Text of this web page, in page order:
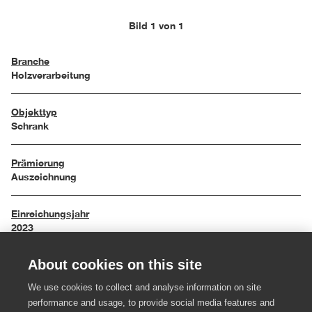
Bild 1 von 1
Branche
Holzverarbeitung
Objekttyp
Schrank
Prämierung
Auszeichnung
Einreichungsjahr
2023
MaßeAbout cookies on this site
We use cookies to collect and analyse information on site
performance and usage, to provide social media features and